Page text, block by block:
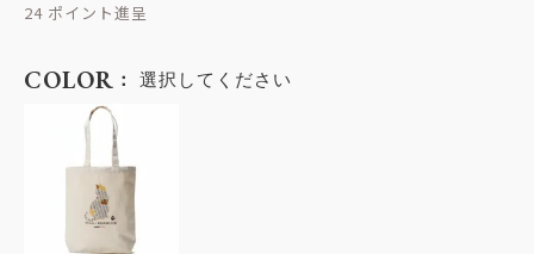
24
COLOR 選択してください